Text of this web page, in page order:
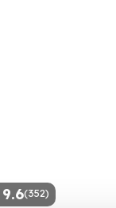
9.6(352)